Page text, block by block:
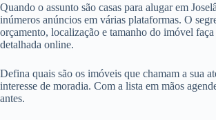
Quando o assunto são casas para alugar em
inúmeros anúncios em várias plataformas. O
orçamento, localização e tamanho do imóvel faça
detalhada online.
Defina quais são os imóveis que chamam a sua
interesse de moradia. Com a lista em mãos
antes.